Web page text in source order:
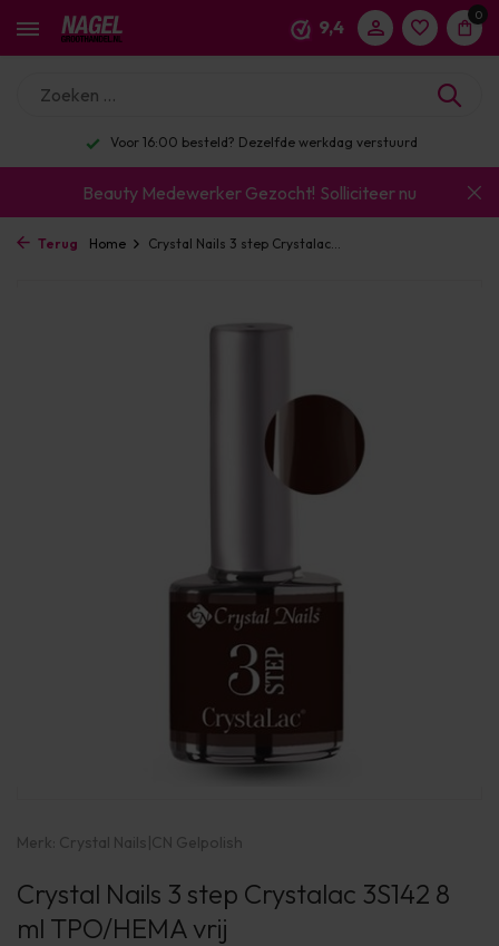
9,4
0
Voor 16:00 besteld? Dezelfde werkdag verstuurd
Beauty Medewerker Gezocht! Solliciteer nu
Terug Home Crystal Nails 3 step Crystalac...
Merk: Crystal Nails|CN Gelpolish
Crystal Nails 3 step Crystalac 3S142 8
ml TPO/HEMA vrij